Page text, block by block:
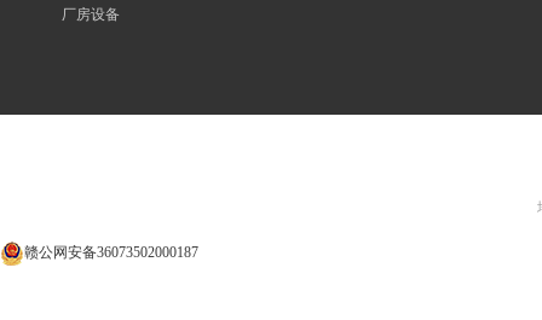
厂房设备
赣公网安备36073502000187